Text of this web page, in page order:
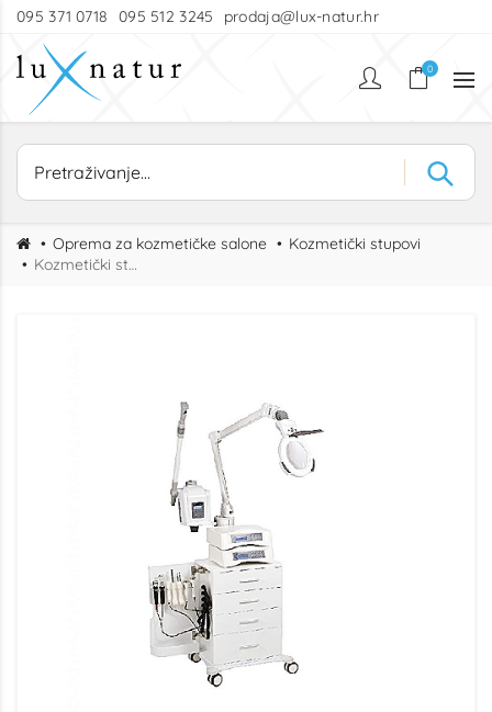
095 371 0718 095 512 3245 prodaja@lux-natur.hr
0
Oprema za kozmetičke salone
Kozmetički stupovi
Kozmetički stup KPSULE sa lupom i vapazonom